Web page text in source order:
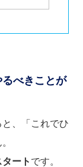
べきことが
、「これでひ
ート です。